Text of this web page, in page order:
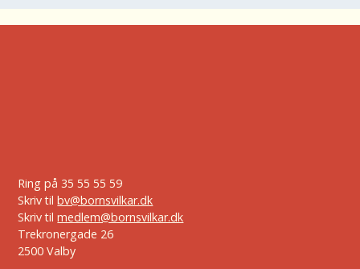
Ring på 35 55 55 59
Skriv tilbv@bornsvilkar.dk
Skriv tilmedlem@bornsvilkar.dk
Trekronergade 26
2500 Valby